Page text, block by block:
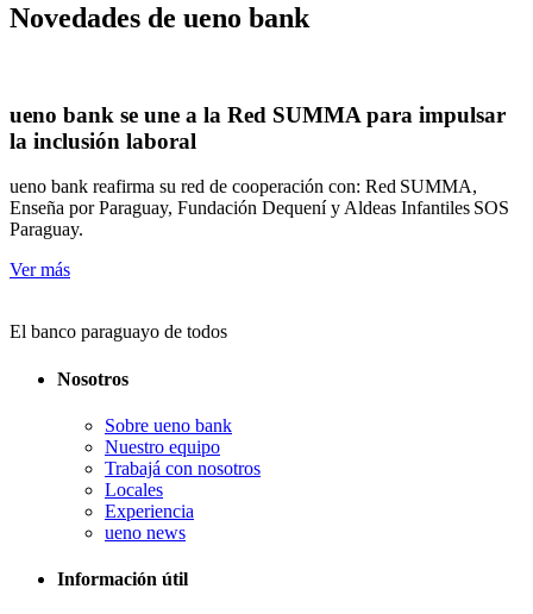
Novedades de ueno bank
ueno bank se une a la Red SUMMA para impulsar
la inclusión laboral
ueno bank reafirma su red de cooperación con: Red SUMMA,
Enseña por Paraguay, Fundación Dequení y Aldeas Infantiles SOS
Paraguay.
Ver más
El banco paraguayo de todos
Nosotros
Sobre ueno bank
Nuestro equipo
Trabajá con nosotros
Locales
Experiencia
ueno news
Información útil